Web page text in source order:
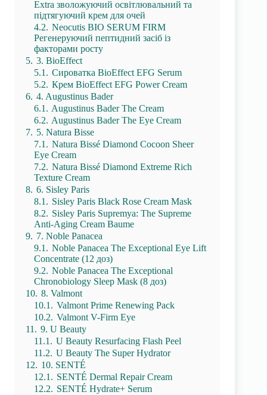
Extra зволожуючий освітлювальний та
підтягуючий крем для очей
4.2. Neocutis BIO SERUM FIRM
Регенеруючий пептидний засіб із
факторами росту
5. 3. BioEffect
5.1. Сироватка BioEffect EFG Serum
5.2. Крем BioEffect EFG Power Cream
6. 4. Augustinus Bader
6.1. Augustinus Bader The Cream
6.2. Augustinus Bader The Eye Cream
7. 5. Natura Bisse
7.1. Natura Bissé Diamond Cocoon Sheer
Eye Cream
7.2. Natura Bissé Diamond Extreme Rich
Texture Cream
8. 6. Sisley Paris
8.1. Sisley Paris Black Rose Cream Mask
8.2. Sisley Paris Supremya: The Supreme
Anti-Aging Cream Baume
9. 7. Noble Panacea
9.1. Noble Panacea The Exceptional Eye Lift
Concentrate (12 доз)
9.2. Noble Panacea The Exceptional
Chronobiology Sleep Mask (8 доз)
10. 8. Valmont
10.1. Valmont Prime Renewing Pack
10.2. Valmont V-Firm Eye
11. 9. U Beauty
11.1. U Beauty Resurfacing Flash Peel
11.2. U Beauty The Super Hydrator
12. 10. SENTÉ
12.1. SENTÉ Dermal Repair Cream
12.2. SENTÉ Hydrate+ Serum